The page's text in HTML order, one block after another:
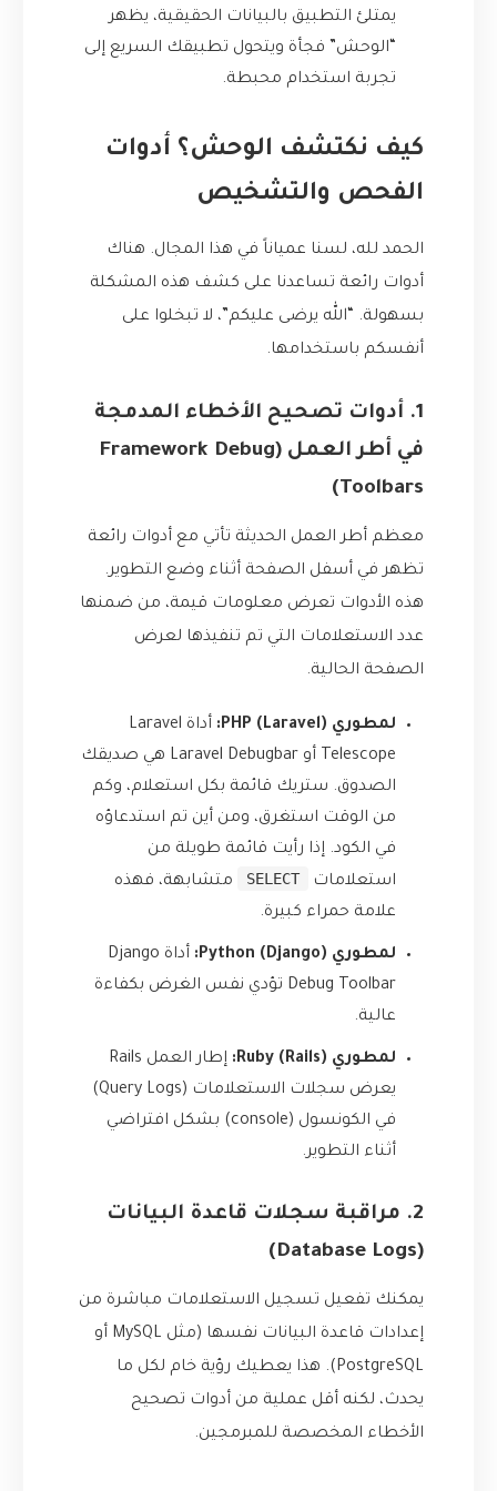
يمتلئ التطبيق بالبيانات الحقيقية، يظهر
“الوحش” فجأة ويتحول تطبيقك السريع إلى
تجربة استخدام محبطة.
كيف نكتشف الوحش؟ أدوات
الفحص والتشخيص
الحمد لله، لسنا عمياناً في هذا المجال. هناك
أدوات رائعة تساعدنا على كشف هذه المشكلة
بسهولة. “الله يرضى عليكم”، لا تبخلوا على
أنفسكم باستخدامها.
1. أدوات تصحيح الأخطاء المدمجة
في أطر العمل (Framework Debug
Toolbars)
معظم أطر العمل الحديثة تأتي مع أدوات رائعة
تظهر في أسفل الصفحة أثناء وضع التطوير.
هذه الأدوات تعرض معلومات قيمة، من ضمنها
عدد الاستعلامات التي تم تنفيذها لعرض
الصفحة الحالية.
لمطوري PHP (Laravel): أداة Laravel
Telescope أو Laravel Debugbar هي صديقك
الصدوق. ستريك قائمة بكل استعلام، وكم
من الوقت استغرق، ومن أين تم استدعاؤه
في الكود. إذا رأيت قائمة طويلة من
استعلامات
SELECT
متشابهة، فهذه
علامة حمراء كبيرة.
لمطوري Python (Django): أداة Django
Debug Toolbar تؤدي نفس الغرض بكفاءة
عالية.
لمطوري Ruby (Rails):
إطار العمل Rails
يعرض سجلات الاستعلامات (Query Logs)
في الكونسول (console) بشكل افتراضي
أثناء التطوير.
2. مراقبة سجلات قاعدة البيانات
(Database Logs)
يمكنك تفعيل تسجيل الاستعلامات مباشرة من
إعدادات قاعدة البيانات نفسها (مثل MySQL أو
PostgreSQL). هذا يعطيك رؤية خام لكل ما
يحدث، لكنه أقل عملية من أدوات تصحيح
الأخطاء المخصصة للمبرمجين.